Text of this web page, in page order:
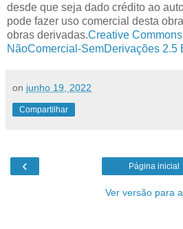
desde que seja dado crédito ao
pode fazer uso comercial desta
obras derivadas.Creative
NãoComercial-SemDerivações 2.5
on junho 19, 2022
Compartilhar
‹ Página inicial
Ver versão para